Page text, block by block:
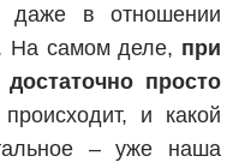
даже в отношении
На самом деле, при
просто
и какой
– уже наша